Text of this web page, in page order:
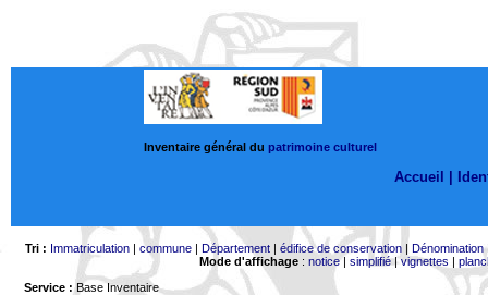
Inventaire général du patrimoine culturel
Accueil |
Tri : Immatriculation| commune| Département| édifice de conservation| Dénomination
Mode d'affichage: notice| simplifié|vignettes |
Service : Base Inventaire